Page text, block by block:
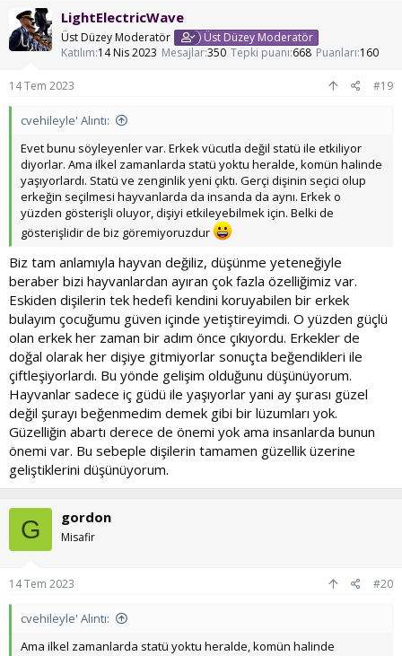
LightElectricWave
Üst Düzey Moderatör
Üst Düzey Moderatör
Katılım 14 Nis 2023 Mesajlar350 Tepki puanı 668 Puanları 160
14 Tem 2023 #19
cvehileyle' Alıntı:
Evet bunu söyleyenler var. Erkek vücutla değil statü ile etkiliyor
diyorlar. Ama ilkel zamanlarda statü yoktu heralde, komün halinde
yaşıyorlardı. Statü ve zenginlik yeni çıktı. Gerçi dişinin seçici olup
erkeğin seçilmesi hayvanlarda da insanda da aynı. Erkek o
yüzden gösterişli oluyor, dişiyi etkileyebilmek için. Belki de
gösterişlidir de biz göremiyoruzdur
Biz tam anlamıyla hayvan değiliz, düşünme yeteneğiyle
beraber bizi hayvanlardan ayıran çok fazla özelliğimiz var.
Eskiden dişilerin tek hedefi kendini koruyabilen bir erkek
bulayım çocuğumu güven içinde yetiştireyimdi. O yüzden güçlü
olan erkek her zaman bir adım önce çıkıyordu. Erkekler de
doğal olarak her dişiye gitmiyorlar sonuçta beğendikleri ile
çiftleşiyorlardı. Bu yönde gelişim olduğunu düşünüyorum.
Hayvanlar sadece iç güdü ile yaşıyorlar yani ay şurası güzel
değil şurayı beğenmedim demek gibi bir lüzumları yok.
Güzelliğin abartı derece de önemi yok ama insanlarda bunun
önemi var. Bu sebeple dişilerin tamamen güzellik üzerine
geliştiklerini düşünüyorum.
G gordon
Misafir
14 Tem 2023 #20
cvehileyle' Alıntı:
Ama ilkel zamanlarda statü yoktu heralde, komün halinde